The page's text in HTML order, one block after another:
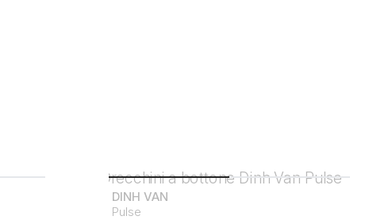
DINH VAN
Pulse